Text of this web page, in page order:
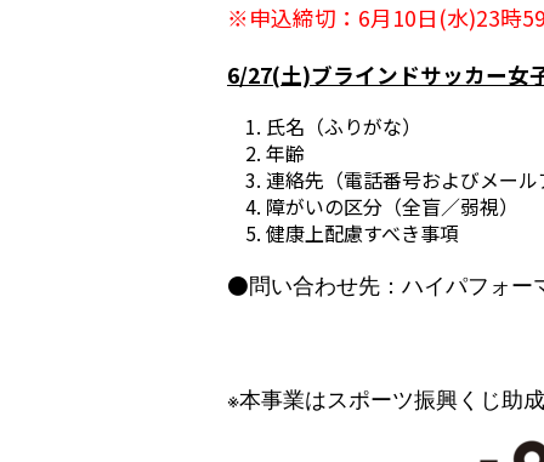
※申込締切：6月10日(水)23時
6/27(土)ブラインドサッカー女
氏名（ふりがな）
年齢
連絡先（電話番号およびメール
障がいの区分（全盲／弱視）
健康上配慮すべき事項
●問い合わせ先：ハイパフォ
※本事業はスポーツ振興くじ助